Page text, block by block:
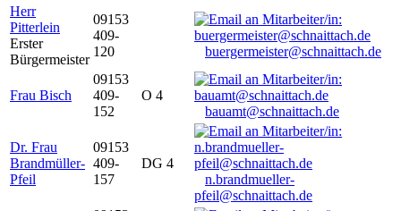
Herr
Pitterlein
Erster
Bürgermeister
09153
409-
120
buergermeister@schnaittach.de
Frau Bisch
09153
409-
152
O 4
bauamt@schnaittach.de
Dr. Frau
Brandmüller-
Pfeil
09153
409-
157
DG 4
n.brandmueller-
pfeil@schnaittach.de